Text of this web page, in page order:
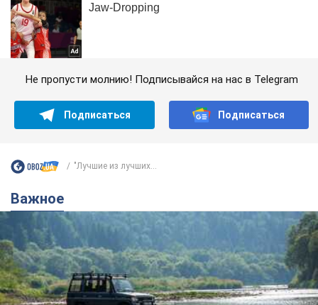
Не пропусти молнию! Подписывайся на нас в Telegram
Подписаться Подписаться
"Лучшие из лучших...
Важное